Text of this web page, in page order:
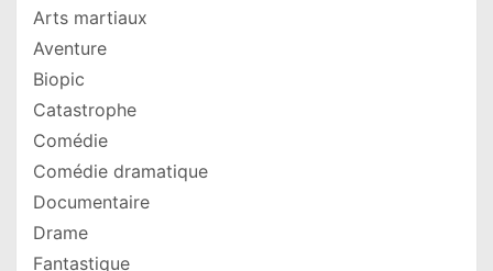
Arts martiaux
Aventure
Biopic
Catastrophe
Comédie
Comédie dramatique
Documentaire
Drame
Fantastique